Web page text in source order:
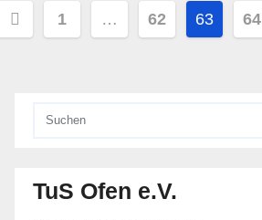
1 … 62 63 64
TuS Ofen e.V.